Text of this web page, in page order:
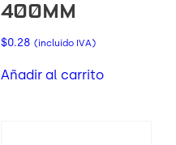
400MM
$0.28 (incluido IVA)
Añadir al carrito